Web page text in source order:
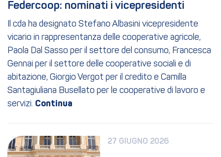
Federcoop: nominati i vicepresidenti
Il cda ha designato Stefano Albasini vicepresidente
vicario in rappresentanza delle cooperative agricole,
Paola Dal Sasso per il settore del consumo, Francesca
Gennai per il settore delle cooperative sociali e di
abitazione, Giorgio Vergot per il credito e Camilla
Santagiuliana Busellato per le cooperative di lavoro e
servizi.
27 GIUGNO 2026